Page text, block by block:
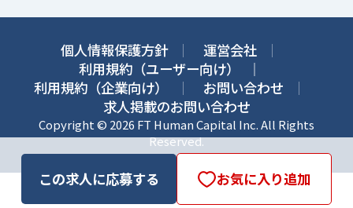
この求人に応募する お気に入り追加
個人情報保護方針
運営会社
利用規約（ユーザー向け）
利用規約（企業向け）
お問い合わせ
求人掲載のお問い合わせ
Copyright © 2026 FT Human Capital Inc. All Rights
Reserved.